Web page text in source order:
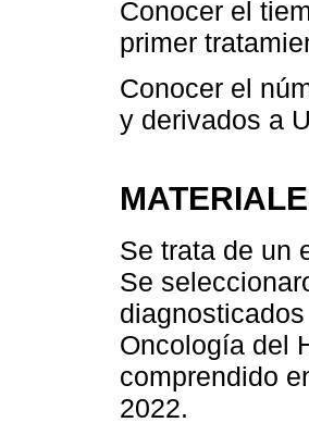
Conocer el
primer
Conocer el
y derivados a
Se trata de un
Se
Oncología del
comprendido
2022.